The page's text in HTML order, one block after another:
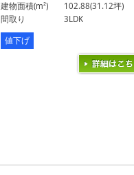
建物面積(m²)
102.88(31.12坪)
間取り
3LDK
値下げ